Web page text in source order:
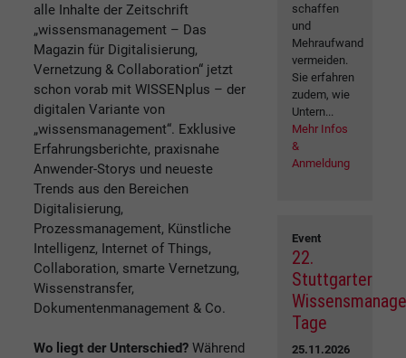
alle Inhalte der Zeitschrift
„wissensmanagement – Das
Magazin für Digitalisierung,
Vernetzung & Collaboration“ jetzt
schon vorab mit WISSENplus – der
digitalen Variante von
„wissensmanagement“. Exklusive
Erfahrungsberichte, praxisnahe
Anwender-Storys und neueste
Trends aus den Bereichen
Digitalisierung,
Prozessmanagement, Künstliche
Intelligenz, Internet of Things,
Collaboration, smarte Vernetzung,
Wissenstransfer,
Dokumentenmanagement & Co.
Wo liegt der Unterschied? Während
schaffen
und
Mehraufwand
vermeiden.
Sie erfahren
zudem, wie
Untern...
Mehr Infos
&
Anmeldung
Event
22.
Stuttgarter
Tage
25.11.2026